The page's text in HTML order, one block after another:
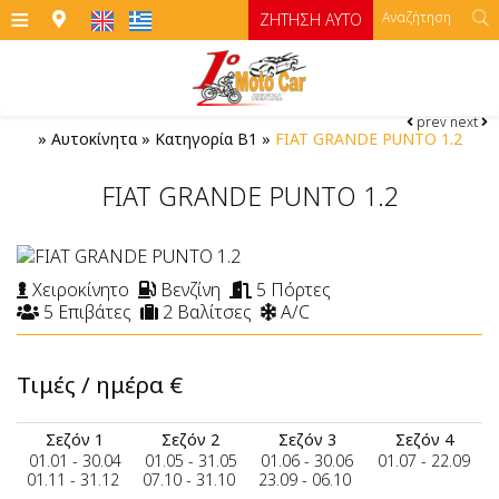
≡ ΖΉΤΗΣΗ ΑΥΤΟ
ΑΡΧΙΚΉ
ΓΡΑΦΕΊΑ
Αυτοκίνητα
Κατηγορία Α
Κατηγορία Β1
MOTO
Moto
ΌΡΟΙ ΕΝΟΙΚΊΑΣΗΣ
ΕΠΙΚΟΙΝΩΝΊΑ
» Αυτοκίνητα» Κατηγορία Β1 » FIAT GRANDE PUNTO 1.2
FIAT GRANDE PUNTO 1.2
prev next
Χειροκίνητο Βενζίνη
5 Πόρτες
5 Επιβάτες
2 Βαλίτσες A/C
Τιμές / ημέρα €
Σεζόν 1
01.01 - 30.04
01.11 - 31.12
Σεζόν 2
01.05 - 31.05
07.10 - 31.10
Σεζόν 3
01.06 - 30.06
23.09 - 06.10
Σεζόν 4
01.07 - 22.09